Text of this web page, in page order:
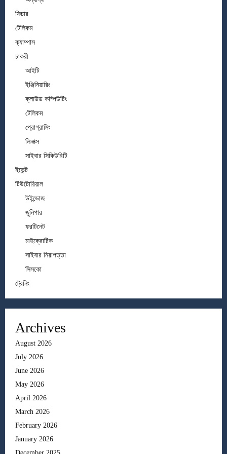
ফিচার
টেলিকম
ক্যাম্পাস
চাকরী
আইটি
ইঞ্জিনিয়ারিং
ক্লাউড কম্পিউটিং
টেলিকম
প্রোগ্রামিং
লিনাক্স
সাইবার সিকিউরিটি
ইভেন্ট
টিউটোরিয়াল
উইন্ডোজ
জুনিপার
ফরটিনেট
মাইক্রোটিক
সাইবার নিরাপত্তা
সিসকো
ট্রেনিং
Archives
August 2026
July 2026
June 2026
May 2026
April 2026
March 2026
February 2026
January 2026